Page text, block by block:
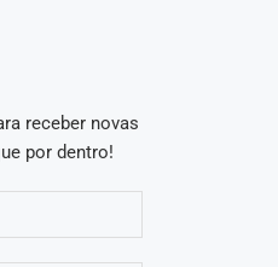
receber novas
por dentro!